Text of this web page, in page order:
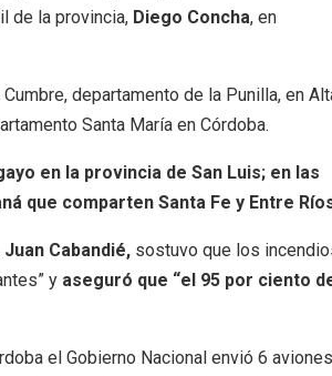
de la provincia, Diego Concha, en
departamento de la Punilla, en
Santa María en Córdoba.
en la provincia de San Luis; en las
que comparten Santa Fe y Entre
Juan Cabandié, sostuvo que los
y aseguró que “el 95 por ciento
el Gobierno Nacional envió 6 aviones